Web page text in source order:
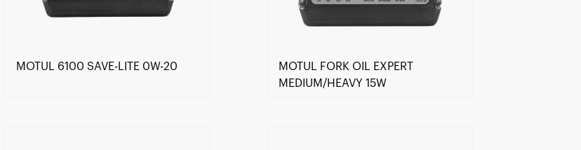
MOTUL 6100 SAVE-LITE 0W-20
MOTUL FORK OIL EXPERT
MEDIUM/HEAVY 15W